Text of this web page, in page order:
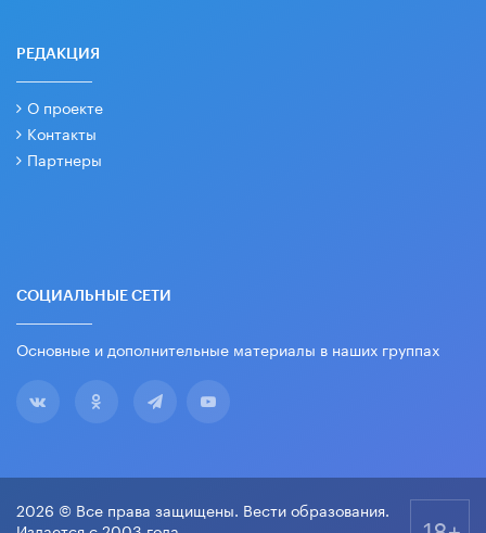
РЕДАКЦИЯ
О проекте
Контакты
Партнеры
СОЦИАЛЬНЫЕ СЕТИ
Основные и дополнительные материалы в наших группах
2026 © Все права защищены. Вести образования.